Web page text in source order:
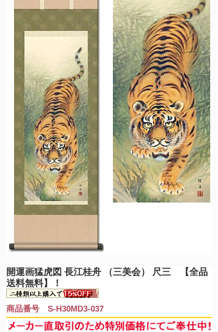
開運画猛虎図 長江桂舟 （三美会） 尺三 【全品
送料無料】！
商品番号 S-H30MD3-037